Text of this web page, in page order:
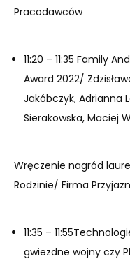
Pracodawców
11:20 – 11:35 Family
Award 2022/
Jakóbczyk, Adrianna
Sierakowska, Maciej
Wręczenie nagród
Rodzinie/ Firma
11:35 –
gwiezdne wojny czy